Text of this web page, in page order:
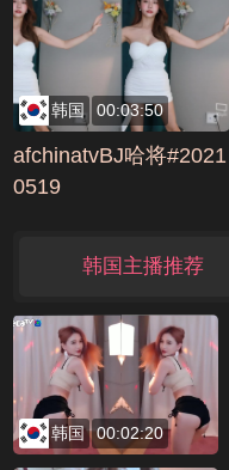
韩国 00:03:50
afchinatvBJ哈将#2021
0519
韩国主播推荐
韩国 00:02:20